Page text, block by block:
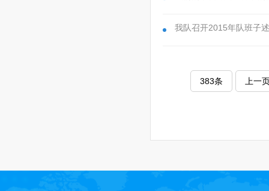
我队召开2015年队班子
383条 上一